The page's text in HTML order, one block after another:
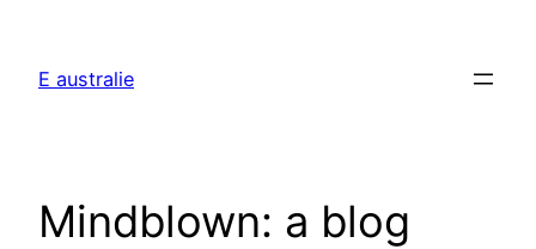
contenu
E australie
Mindblown: a blog